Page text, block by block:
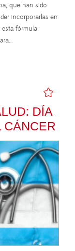
que han sido
incorporarlas en
fórmula
DÍA
CÁNCER